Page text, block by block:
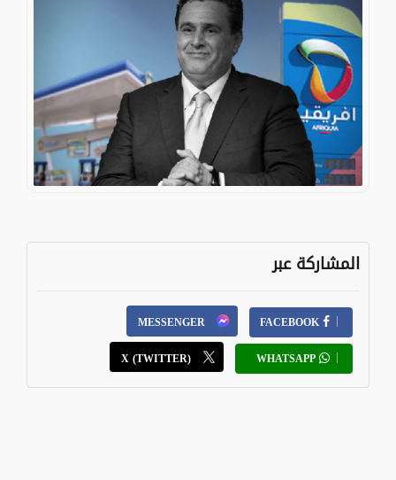
المشاركة عبر
FACEBOOK
MESSENGER
WHATSAPP
X (TWITTER)